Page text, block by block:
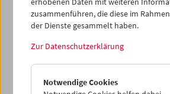
< Vorherige Woche
Mo 27.10.
Di 28.10.
zusammenführen, die diese im
der Dienste gesammelt haben.
Zur Datenschutzerklärung
Notwendige Cookies